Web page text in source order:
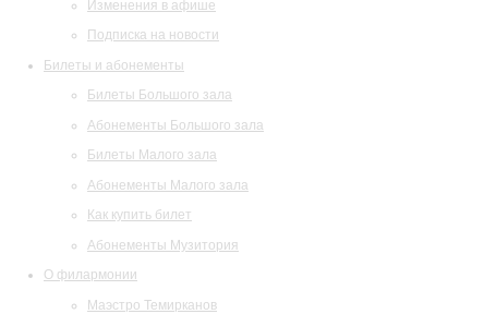
Изменения в афише
Подписка на новости
Билеты и абонементы
Билеты Большого зала
Абонементы Большого зала
Билеты Малого зала
Абонементы Малого зала
Как купить билет
Абонементы Музитория
О филармонии
Маэстро Темирканов